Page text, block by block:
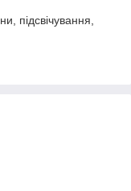
підсвічування,